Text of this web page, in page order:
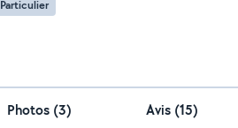
Particulier
Photos (3) Avis (15)